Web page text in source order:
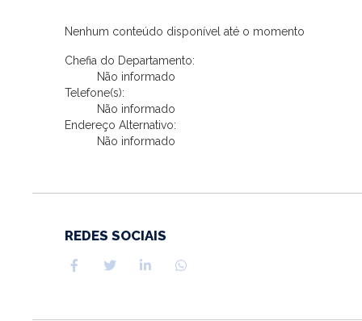
Nenhum conteúdo disponível até o momento
Chefia do Departamento:
Não informado
Telefone(s):
Não informado
Endereço Alternativo:
Não informado
REDES SOCIAIS